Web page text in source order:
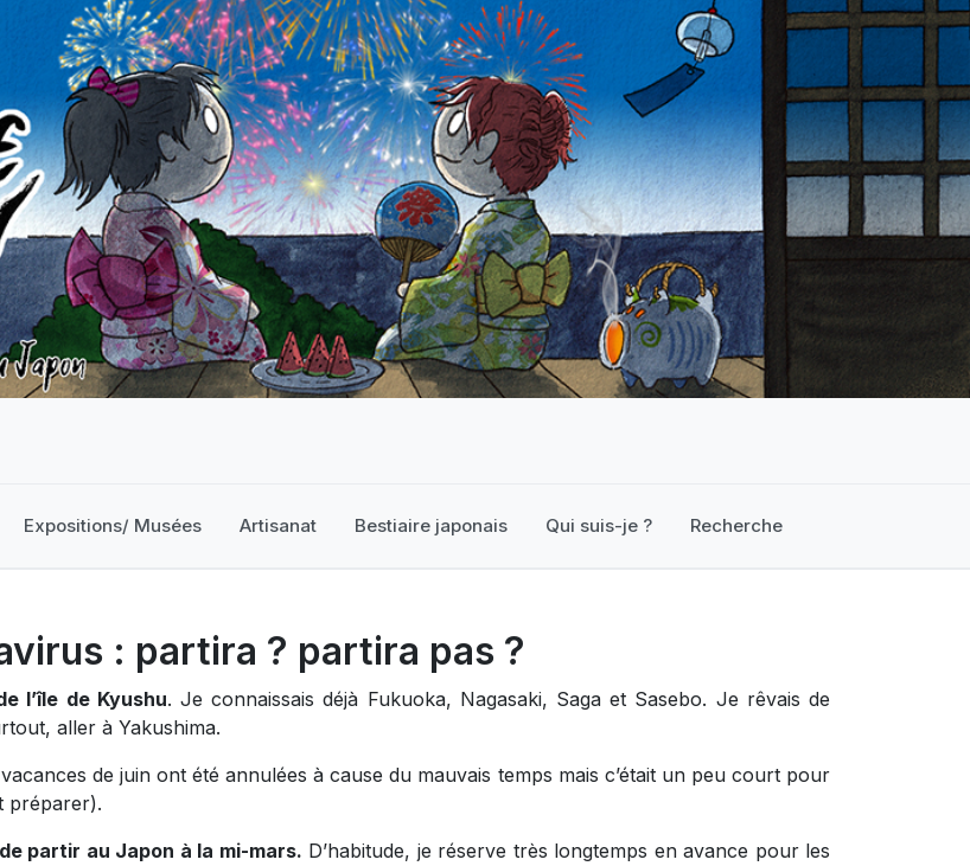
Expositions/ Musées Artisanat Bestiaire japonais Qui suis-je ? Recherche
: partira ? partira pas ?
l’île de Kyushu. Je connaissais déjà Fukuoka, Nagasaki, Saga et Sasebo. Je rêvais de
aller à Yakushima.
de juin ont été annulées à cause du mauvais temps mais c’était un peu court pour
préparer).
partir au Japon à la mi-mars. D’habitude, je réserve très longtemps en avance pour les